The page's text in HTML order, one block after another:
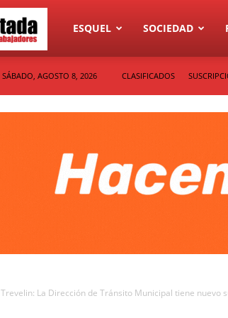
Diario
ESQUEL SOCIEDAD
SÁBADO, AGOSTO 8, 2026 CLASIFICADOS
Trevelin: La Dirección de Tránsito Municipal tiene nuevo